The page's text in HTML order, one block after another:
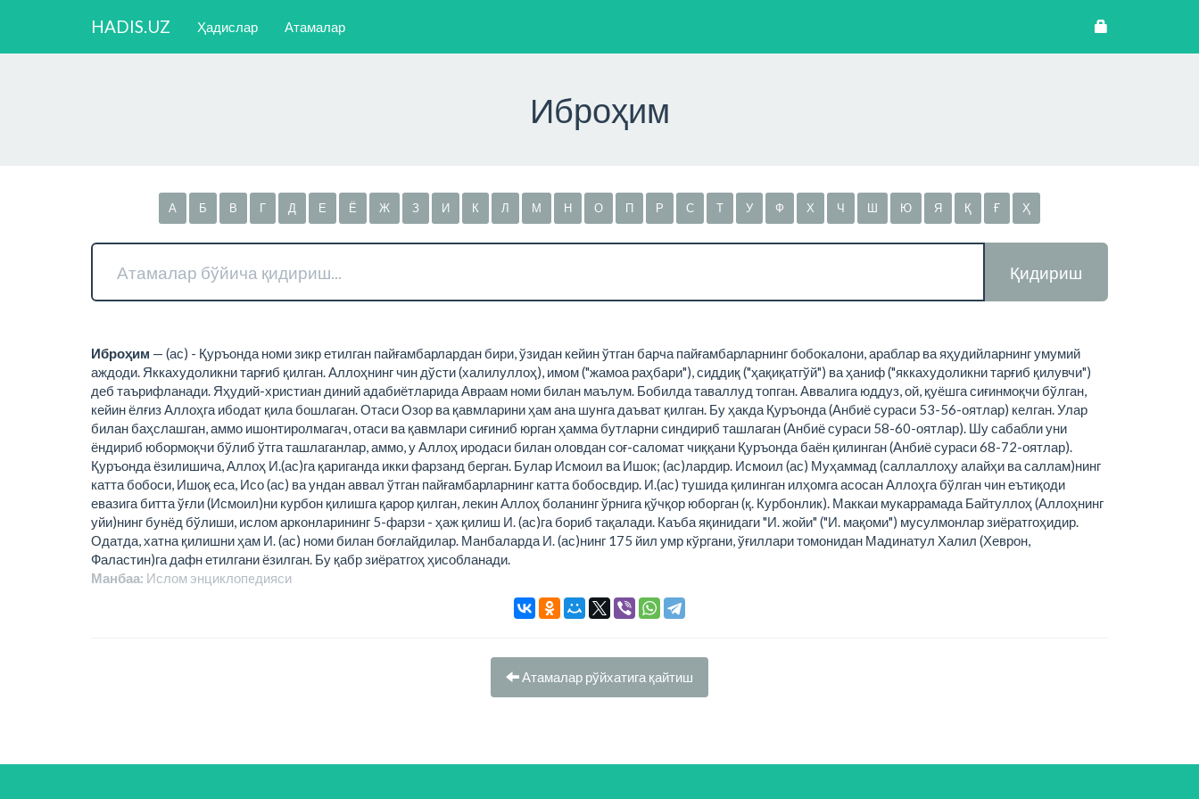
HADIS.UZ Ҳадислар Атамалар
Иброҳим
А Б В Г Д Е Ё Ж З И К Л М Н О П Р С Т У Ф Х Ч Ш Ю Я Қ Ғ Ҳ
Қидириш
Иброҳим — (ас) - Қуръонда номи зикр етилган пайғамбарлардан бири, ўзидан кейин ўтган барча пайғамбарларнинг бобокалони, араблар ва яҳудийларнинг умумий
аждоди. Яккахудоликни тарғиб қилган. Аллоҳнинг чин дўсти (халилуллоҳ), имом ("жамоа раҳбари"), сиддиқ ("ҳақиқатгўй") ва ҳаниф ("яккахудоликни тарғиб қилувчи")
деб таърифланади. Яҳудий-христиан диний адабиётларида Авраам номи билан маълум. Бобилда таваллуд топган. Аввалига юддуз, ой, қуёшга сиғинмоқчи бўлган,
кейин ёлғиз Аллоҳга ибодат қила бошлаган. Отаси Озор ва қавмларини ҳам ана шунга даъват қилган. Бу ҳакда Қуръонда (Анбиё сураси 53-56-оятлар) келган. Улар
билан баҳслашган, аммо ишонтиролмагач, отаси ва қавмлари сиғиниб юрган ҳамма бутларни синдириб ташлаган (Анбиё сураси 58-60-оятлар). Шу сабабли уни
ёндириб юбормоқчи бўлиб ўтга ташлаганлар, аммо, у Аллоҳ иродаси билан оловдан соғ-саломат чиққани Қуръонда баён қилинган (Анбиё сураси 68-72-оятлар).
Қуръонда ёзилишича, Аллоҳ И.(ас)га қариганда икки фарзанд берган. Булар Исмоил ва Ишок; (ас)лардир. Исмоил (ас) Муҳаммад (саллаллоҳу алайҳи ва саллам)нинг
катта бобоси, Ишоқ еса, Исо (ас) ва ундан аввал ўтган пайғамбарларнинг катта бобосвдир. И.(ас) тушида қилинган илҳомга асосан Аллоҳга бўлган чин еътиқоди
евазига битта ўғли (Исмоил)ни курбон қилишга қарор қилган, лекин Аллоҳ боланинг ўрнига қўчқор юборган (қ. Курбонлик). Маккаи мукаррамада Байтуллоҳ (Аллоҳнинг
уйи)нинг бунёд бўлиши, ислом арконларининг 5-фарзи - ҳаж қилиш И. (ас)га бориб тақалади. Каъба яқинидаги "И. жойи" ("И. мақоми") мусулмонлар зиёратгоҳидир.
Одатда, хатна қилишни ҳам И. (ас) номи билан боғлайдилар. Манбаларда И. (ас)нинг 175 йил умр кўргани, ўғиллари томонидан Мадинатул Халил (Хеврон,
Фаластин)га дафн етилгани ёзилган. Бу қабр зиёратгоҳ ҳисобланади.
Манбаа: Ислом энциклопeдияси
Атамалар рўйхатига қайтиш